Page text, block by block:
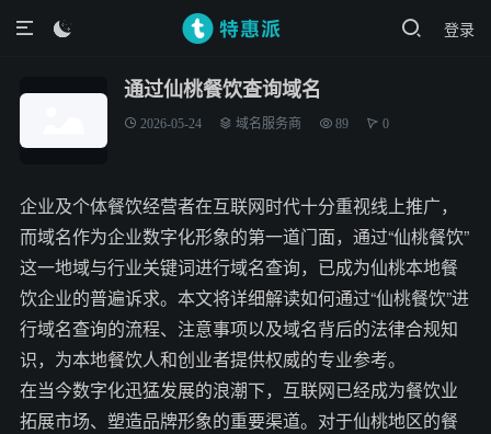
登录

通过仙桃餐饮查询域名
2026-05-24 域名服务商 89 0
企业及个体餐饮经营者在互联网时代十分重视线上推广，
而域名作为企业数字化形象的第一道门面，通过“仙桃餐饮”
这一地域与行业关键词进行域名查询，已成为仙桃本地餐
饮企业的普遍诉求。本文将详细解读如何通过“仙桃餐饮”进
行域名查询的流程、注意事项以及域名背后的法律合规知
识，为本地餐饮人和创业者提供权威的专业参考。
在当今数字化迅猛发展的浪潮下，互联网已经成为餐饮业
拓展市场、塑造品牌形象的重要渠道。对于仙桃地区的餐